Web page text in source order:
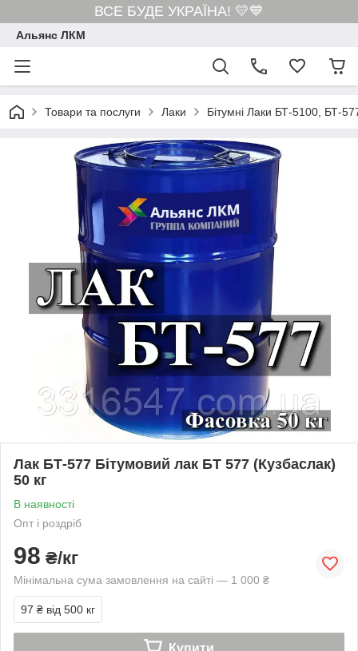
ВСЕ БУДЕ УКРАЇНА! 💛💙
Альянс ЛКМ
Товари та послуги Лаки Бітумні Лаки БТ-5100, БТ-
Лак БТ-577 Бітумовий лак БТ 577 (Кузбаслак)
50 кг
В наявності
Опт і роздріб
98 ₴/кг
Мінімальна сума замовлення на сайті — 1 000 ₴
97 ₴ від 500 кг
Купити